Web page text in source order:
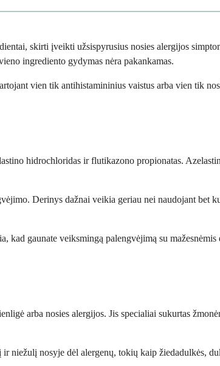
skirti įveikti užsispyrusius nosies alergijos
ingrediento gydymas nėra pakankamas.
vien tik antihistamininius vaistus arba vien tik
hidrochloridas ir flutikazono propionatas.
Derinys dažnai veikia geriau nei naudojant bet
gaunate veiksmingą palengvėjimą su
arba nosies alergijos. Jis specialiai sukurtas
niežulį nosyje dėl alergenų, tokių kaip žiedadulkės,